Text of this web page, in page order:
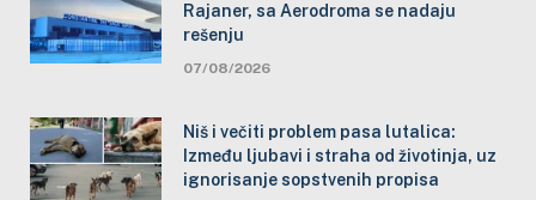
Rajaner, sa Aerodroma se nadaju
rešenju
07/08/2026
Niš i večiti problem pasa lutalica:
Između ljubavi i straha od životinja, uz
ignorisanje sopstvenih propisa